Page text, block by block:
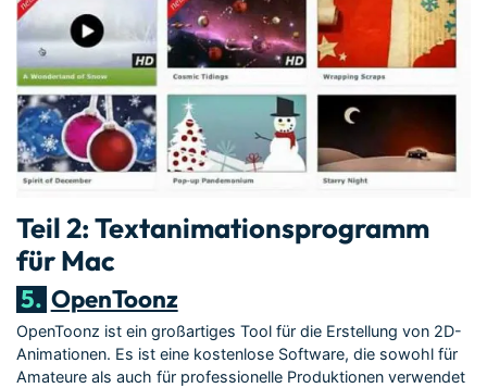
Teil 2: Textanimationsprogramm
für Mac
5. OpenToonz
OpenToonz ist ein großartiges Tool für die Erstellung von 2D-
Animationen. Es ist eine kostenlose Software, die sowohl für
Amateure als auch für professionelle Produktionen verwendet